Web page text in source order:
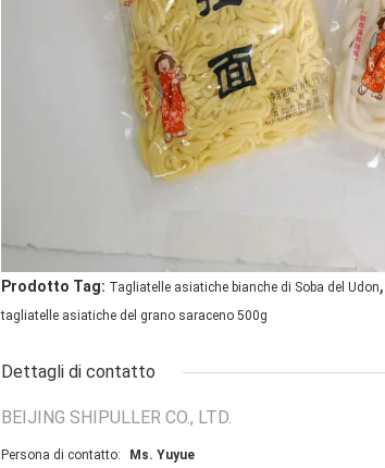
Prodotto Tag: Tagliatelle asiatiche bianche di Soba del Udon,
tagliatelle asiatiche del grano saraceno 500g
Dettagli di contatto
BEIJING SHIPULLER CO., LTD.
Persona di contatto:
Ms. Yuyue